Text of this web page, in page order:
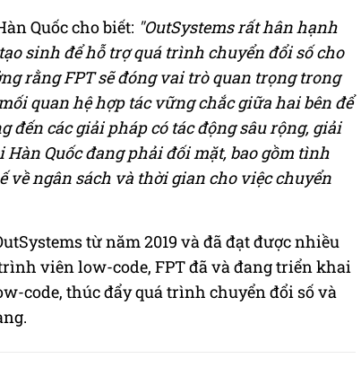
Quốc cho biết: "OutSystems rất hân hạnh
sinh để hỗ trợ quá trình chuyển đổi số cho
rằng FPT sẽ đóng vai trò quan trọng trong
quan hệ hợp tác vững chắc giữa hai bên để
đến các giải pháp có tác động sâu rộng, giải
Quốc đang phải đối mặt, bao gồm tình
ngân sách và thời gian cho việc chuyển
từ năm 2019 và đã đạt được nhiều
viên low-code, FPT đã và đang triển khai
code, thúc đẩy quá trình chuyển đổi số và